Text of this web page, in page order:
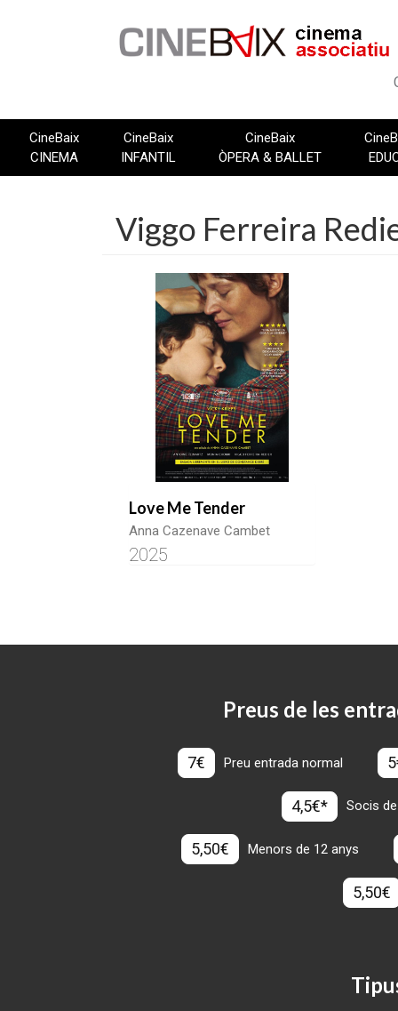
CineBaix
CINEMA
CineBaix
INFANTIL
CineBaix
ÒPERA & BALLET
Viggo Ferreira
Love Me Tender
Anna Cazenave Cambet
2025
Preus de les
7€ Preu entrada normal
4,5€* Socis
5,50€ Menors de 12 anys
5,50€